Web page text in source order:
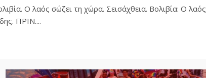
Ο λαός σώζει τη χώρα. Σεισάχθεια. Βολιβία: Ο λαός
ΠΡΙΝ....